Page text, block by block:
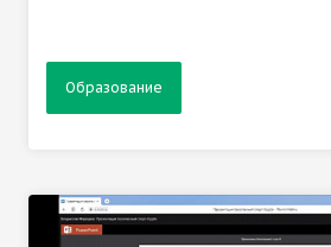
Образование